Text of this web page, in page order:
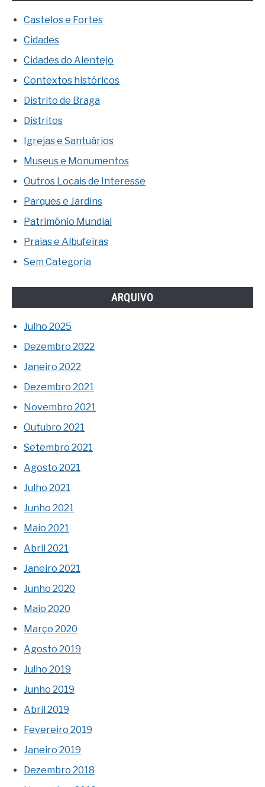
Castelos e Fortes
Cidades
Cidades do Alentejo
Contextos históricos
Distrito de Braga
Distritos
Igrejas e Santuários
Museus e Monumentos
Outros Locais de Interesse
Parques e Jardins
Património Mundial
Praias e Albufeiras
Sem Categoria
ARQUIVO
Julho 2025
Dezembro 2022
Janeiro 2022
Dezembro 2021
Novembro 2021
Outubro 2021
Setembro 2021
Agosto 2021
Julho 2021
Junho 2021
Maio 2021
Abril 2021
Janeiro 2021
Junho 2020
Maio 2020
Março 2020
Agosto 2019
Julho 2019
Junho 2019
Abril 2019
Fevereiro 2019
Janeiro 2019
Dezembro 2018